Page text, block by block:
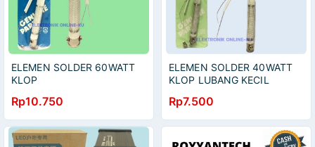
ELEMEN SOLDER 60WATT
KLOP
Rp10.750
ELEMEN SOLDER 40WATT
KLOP LUBANG KECIL
Rp7.500